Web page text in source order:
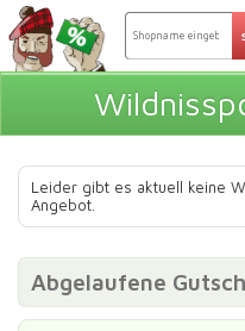
Leider gibt es aktuell keine
Angebot.
Abgelaufene